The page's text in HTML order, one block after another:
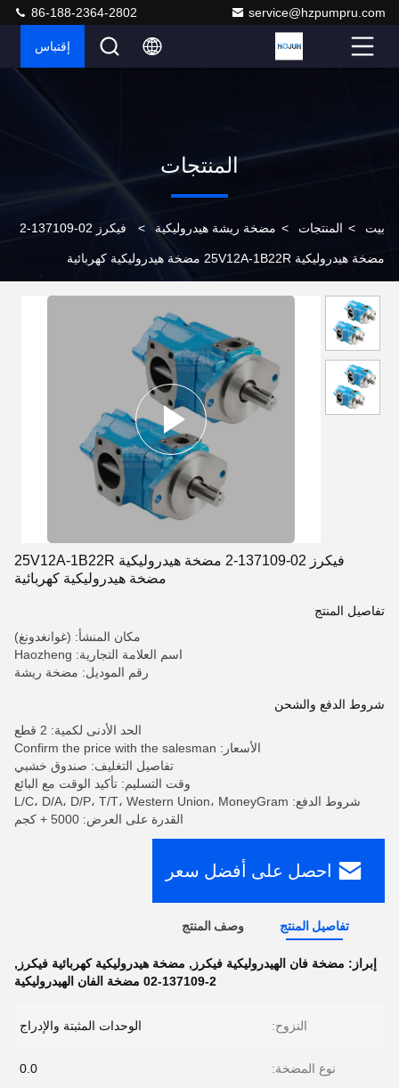
service@hzpumpru.com
86-188-2364-2802
إقتباس
المنتجات
بيت > المنتجات > مضخة ريشة هيدروليكية > فيكرز 02-137109-2
مضخة هيدروليكية 25V12A-1B22R مضخة هيدروليكية كهربائية
فيكرز 02-137109-2 مضخة هيدروليكية 25V12A-1B22R
مضخة هيدروليكية كهربائية
تفاصيل المنتج
مكان المنشأ: (غوانغدونغ)
اسم العلامة التجارية: Haozheng
رقم الموديل: مضخة ريشة
شروط الدفع والشحن
الحد الأدنى لكمية: 2 قطع
الأسعار: Confirm the price with the salesman
تفاصيل التغليف: صندوق خشبي
وقت التسليم: تأكيد الوقت مع البائع
شروط الدفع: L/C، D/A، D/P، T/T، Western Union، MoneyGram
القدرة على العرض: 5000 + كجم
احصل على أفضل سعر
تفاصيل المنتج وصف المنتج
إبراز: مضخة فان الهيدروليكية فيكرز , مضخة هيدروليكية كهربائية فيكرز ,
02-137109-2 مضخة الفان الهيدروليكية
النزوح: الوحدات المثبتة والإدراج
نوع المضخة: 0.0